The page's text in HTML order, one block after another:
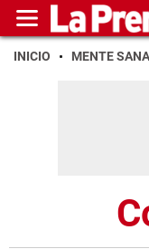
INICIO MENTE SANA